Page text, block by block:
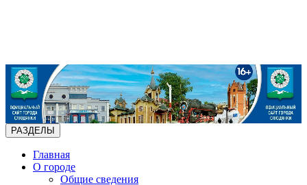
РАЗДЕЛЫ
Главная
О городе
Общие сведения